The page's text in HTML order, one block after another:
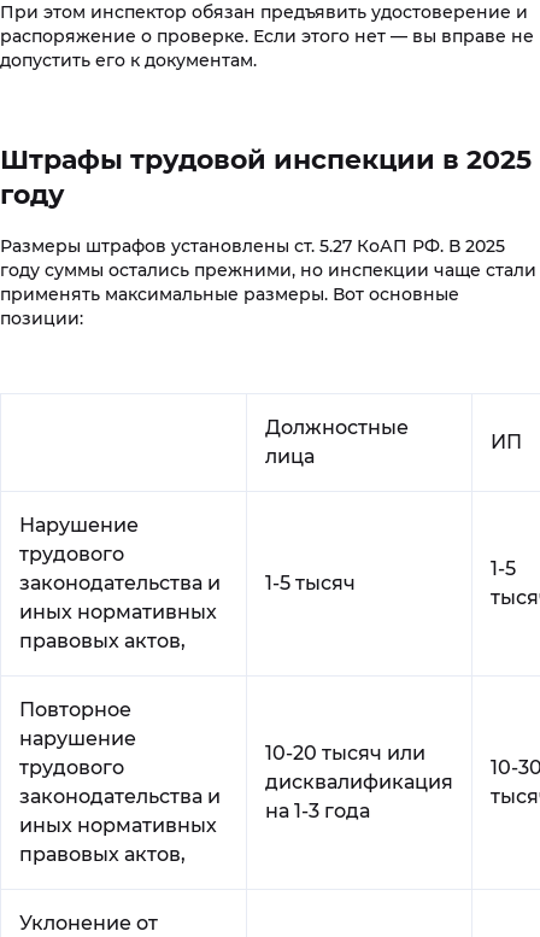
При этом инспектор обязан предъявить удостоверение и
распоряжение о проверке. Если этого нет — вы вправе не
допустить его к документам.
Штрафы трудовой инспекции в 2025
году
Размеры штрафов установлены ст. 5.27 КоАП РФ. В 2025
году суммы остались прежними, но инспекции чаще стали
применять максимальные размеры. Вот основные
позиции:
Должностные
лица
ИП
Нарушение
трудового
законодательства и
иных нормативных
правовых актов,
1-5 тысяч
1-5
Повторное
нарушение
трудового
законодательства и
иных нормативных
правовых актов,
10-20 тысяч или
дисквалификация
на 1-3 года
10-
Уклонение от